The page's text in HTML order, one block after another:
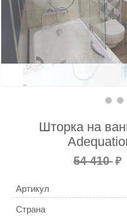
Шторка на
54 410
Артикул
Страна